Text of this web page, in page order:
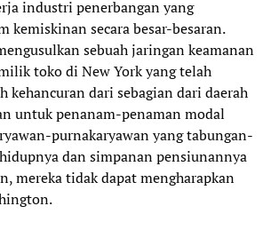
industri penerbangan yang
kemiskinan secara besar-besaran.
sebuah jaringan keamanan
toko di New York yang telah
kehancuran dari sebagian dari daerah
untuk penanam-penaman modal
purnakaryawan yang tabungan-
dan simpanan pensiunannya
mereka tidak dapat mengharapkan